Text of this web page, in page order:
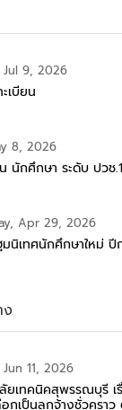
Jul 9, 2026
เบียน
8, 2026
นักศึกษา ระดับ ปวช
Apr 29, 2026
นิเทศนักศึกษาใหม่ ปี
ง
11, 2026
ยเทคนิคสุพรรณบุรี
กเป็นลูกจ้างชั่วครา